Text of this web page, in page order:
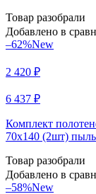
Товар разобрали
Добавлено в
–62%New
2 420 ₽
6 437 ₽
Комплект
70х140 (2шт)
Товар разобрали
Добавлено в
–58%New